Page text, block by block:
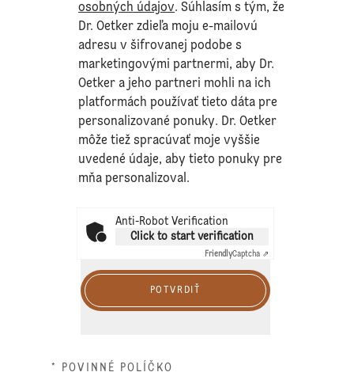
osobných údajov. Súhlasím s tým, že
Dr. Oetker zdieľa moju e-mailovú
adresu v šifrovanej podobe s
marketingovými partnermi, aby Dr.
Oetker a jeho partneri mohli na ich
platformách používať tieto dáta pre
personalizované ponuky. Dr. Oetker
môže tiež spracúvať moje vyššie
uvedené údaje, aby tieto ponuky pre
mňa personalizoval.
Anti-Robot Verification
Click to start verification
FriendlyCaptcha ⇗
POTVRDIŤ
* POVINNÉ POLÍČKO